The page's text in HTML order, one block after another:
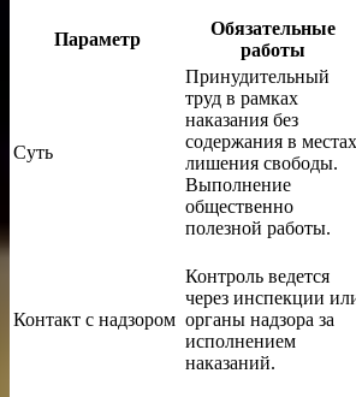
Параметр
Обязательные
работы
Суть
Принудительный
труд в рамках
наказания без
содержания в местах
лишения свободы.
Выполнение
общественно
полезной работы.
Контакт с надзором
Контроль ведется
через инспекции
органы надзора за
исполнением
наказаний.